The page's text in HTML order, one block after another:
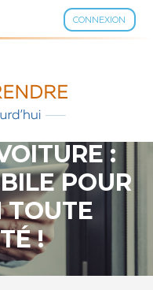
CONNEXION
:
POUR
TOUTE
!